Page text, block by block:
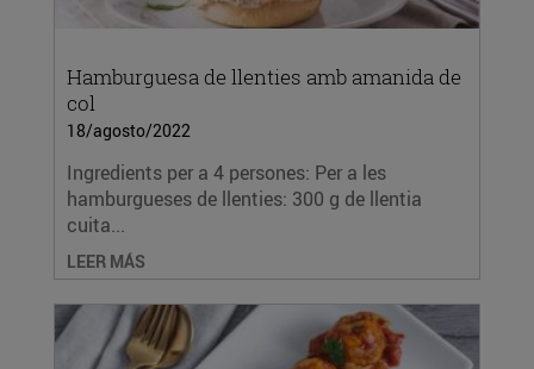
Hamburguesa de llenties amb amanida de
col
18/agosto/2022
Ingredients per a 4 persones: Per a les
hamburgueses de llenties: 300 g de llentia
cuita...
LEER MÁS